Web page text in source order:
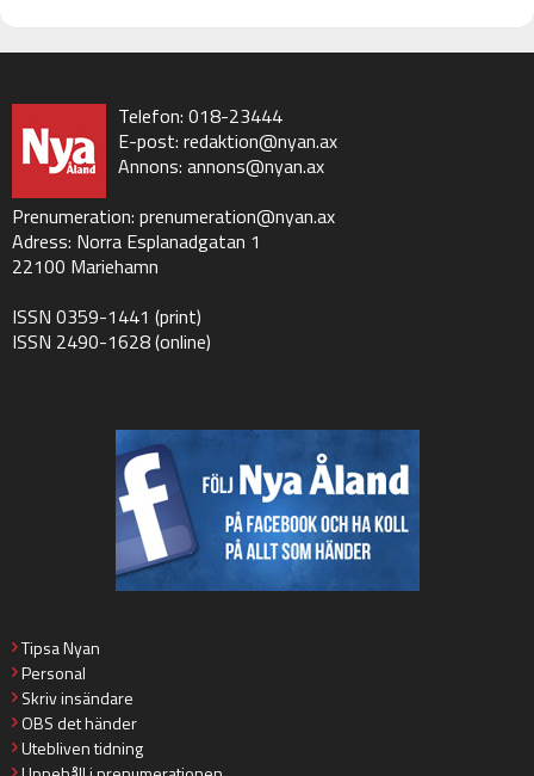
Telefon: 018-23444
E-post: redaktion@nyan.ax
Annons: annons@nyan.ax
Prenumeration: prenumeration@nyan.ax
Adress: Norra Esplanadgatan 1
22100 Mariehamn
ISSN 0359-1441 (print)
ISSN 2490-1628 (online)
Tipsa Nyan
Personal
Skriv insändare
OBS det händer
Utebliven tidning